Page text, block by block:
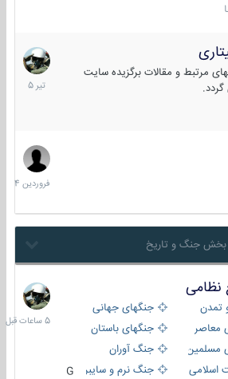
مرتبط و مقالات برگزیده سایت
16
تیر
1405
29
فروردین
1404
جنگهای جهانی
جنگهای باستان
جنگ آوران
جنگ نرم و سایبری
5
ساعات
قبل